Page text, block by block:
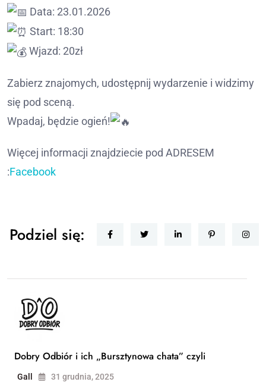
Data: 23.01.2026
Start: 18:30
Wjazd: 20zł
Zabierz znajomych, udostępnij wydarzenie i widzimy
się pod sceną.
Wpadaj, będzie ogień!
Więcej informacji znajdziecie pod ADRESEM
:Facebook
Podziel się:
Dobry Odbiór i ich „Bursztynowa chata” czyli
Gall 31 grudnia, 2025